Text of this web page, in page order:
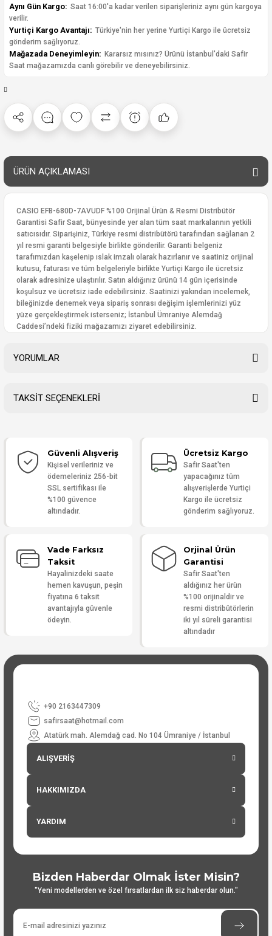
Aynı Gün Kargo: Saat 16:00'a kadar verilen siparişleriniz aynı gün kargoya
verilir.
Yurtiçi Kargo Avantajı: Türkiye'nin her yerine Yurtiçi Kargo ile ücretsiz
gönderim sağlıyoruz.
Mağazada Deneyimleyin: Kararsız mısınız? Ürünü İstanbul'daki Safir
Saat mağazamızda canlı görebilir ve deneyebilirsiniz.
ÜRÜN AÇIKLAMASI
CASIO EFB-680D-7AVUDF %100 Orijinal Ürün & Resmi Distribütör
Garantisi Safir Saat, bünyesinde yer alan tüm saat markalarının yetkili
satıcısıdır. Siparişiniz, Türkiye resmi distribütörü tarafından sağlanan 2
yıl resmi garanti belgesiyle birlikte gönderilir. Garanti belgeniz
tarafımızdan kaşelenip ıslak imzalı olarak hazırlanır ve saatiniz orijinal
kutusu, faturası ve tüm belgeleriyle birlikte Yurtiçi Kargo ile ücretsiz
olarak adresinize ulaştırılır. Satın aldığınız ürünü 14 gün içerisinde
koşulsuz ve ücretsiz iade edebilirsiniz. Saatinizi yakından incelemek,
bileğinizde denemek veya sipariş sonrası değişim işlemlerinizi yüz
yüze gerçekleştirmek isterseniz; İstanbul Ümraniye Alemdağ
Caddesi’ndeki fiziki mağazamızı ziyaret edebilirsiniz.
YORUMLAR
Yorum Yaz
TAKSİT SEÇENEKLERİ
Güvenli Alışveriş
Kişisel verileriniz ve
ödemeleriniz 256-bit
SSL sertifikası ile
%100 güvence
altındadır.
Ücretsiz Kargo
Safir Saat'ten
yapacağınız tüm
alışverişlerde Yurtiçi
Kargo ile ücretsiz
gönderim sağlıyoruz.
Vade Farksız
Taksit
Hayalinizdeki saate
hemen kavuşun, peşin
fiyatına 6 taksit
avantajıyla güvenle
ödeyin.
Orjinal Ürün
Garantisi
Safir Saat'ten
aldığınız her ürün
%100 orijinaldir ve
resmi distribütörlerin
iki yıl süreli garantisi
altındadır
+90 2163447309
safirsaat@hotmail.com
Atatürk mah. Alemdağ cad. No 104 Ümraniye / İstanbul
ALIŞVERİŞ
HAKKIMIZDA
YARDIM
Bizden Haberdar Olmak İster Misin?
"Yeni modellerden ve özel fırsatlardan ilk siz haberdar olun."